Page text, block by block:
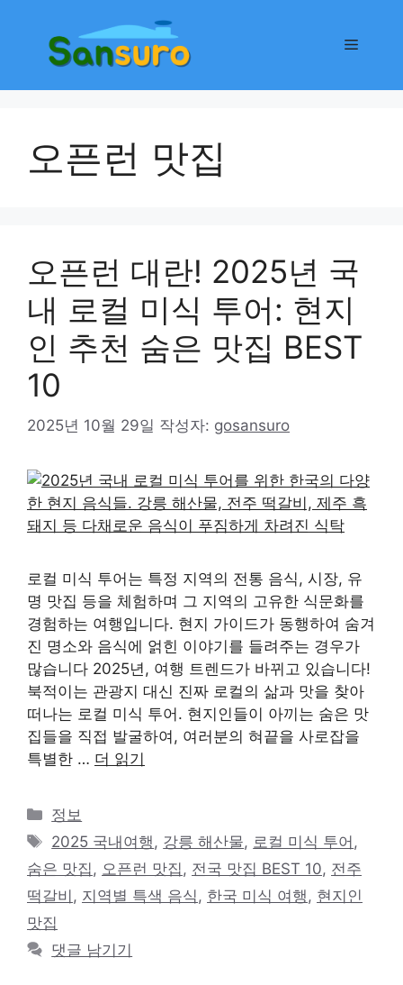
메
오픈런 맛집
오픈런 대란! 2025년 국
내 로컬 미식 투어: 현지
인 추천 숨은 맛집 BEST
10
2025년 10월 29일 작성자: gosansuro
로컬 미식 투어는 특정 지역의 전통 음식, 시장, 유
명 맛집 등을 체험하며 그 지역의 고유한 식문화를
경험하는 여행입니다. 현지 가이드가 동행하여 숨겨
진 명소와 음식에 얽힌 이야기를 들려주는 경우가
많습니다 2025년, 여행 트렌드가 바뀌고 있습니다!
북적이는 관광지 대신 진짜 로컬의 삶과 맛을 찾아
떠나는 로컬 미식 투어. 현지인들이 아끼는 숨은 맛
집들을 직접 발굴하여, 여러분의 혀끝을 사로잡을
특별한 … 더 읽기
카
테
리
정보
태
그
2025 국내여행 , 강릉 해산물, 로컬 미식 투어 ,
숨은 맛집 , 오픈런 맛집 , 전국 맛집 BEST 10, 전주
떡갈비 , 지역별 특색 음식 , 한국 미식 여행 , 현지인
맛집
댓글 남기기